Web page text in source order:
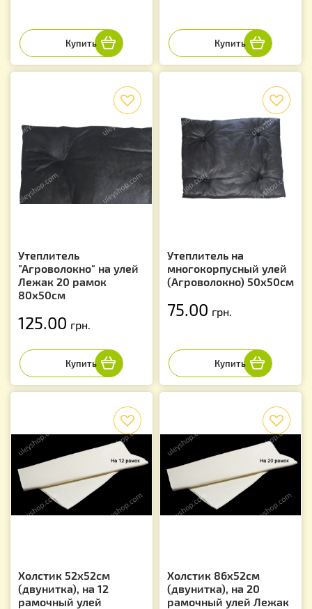
Утеплитель
"Агроволокно" на улей
Лежак 20 рамок
80х50см
125.00 грн.
Утеплитель на
многокорпусный улей
(Агроволокно) 50х50см
75.00 грн.
Холстик 52х52см
(двунитка), на 12
рамочный улей
Холстик 86х52см
(двунитка), на 20
рамочный улей Лежак